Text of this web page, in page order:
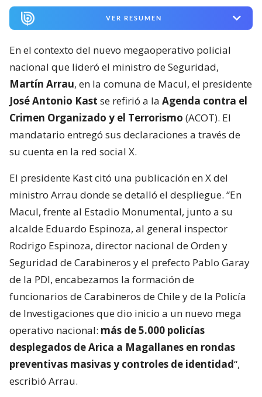
VER RESUMEN
En el contexto del nuevo megaoperativo policial
nacional que lideró el ministro de Seguridad,
Martín Arrau, en la comuna de Macul, el presidente
José Antonio Kast se refirió a la Agenda contra el
Crimen Organizado y el Terrorismo (ACOT). El
mandatario entregó sus declaraciones a través de
su cuenta en la red social X.
El presidente Kast citó una publicación en X del
ministro Arrau donde se detalló el despliegue. “En
Macul, frente al Estadio Monumental, junto a su
alcalde Eduardo Espinoza, al general inspector
Rodrigo Espinoza, director nacional de Orden y
Seguridad de Carabineros y el prefecto Pablo Garay
de la PDI, encabezamos la formación de
funcionarios de Carabineros de Chile y de la Policía
de Investigaciones que dio inicio a un nuevo mega
operativo nacional: más de 5.000 policías
desplegados de Arica a Magallanes en rondas
preventivas masivas y controles de identidad“,
escribió Arrau.